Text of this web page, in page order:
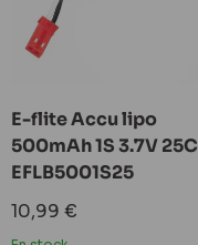
E-flite Accu lipo
500mAh 1S 3.7V 25C
EFLB5001S25
Prix
réduit
10,99 €